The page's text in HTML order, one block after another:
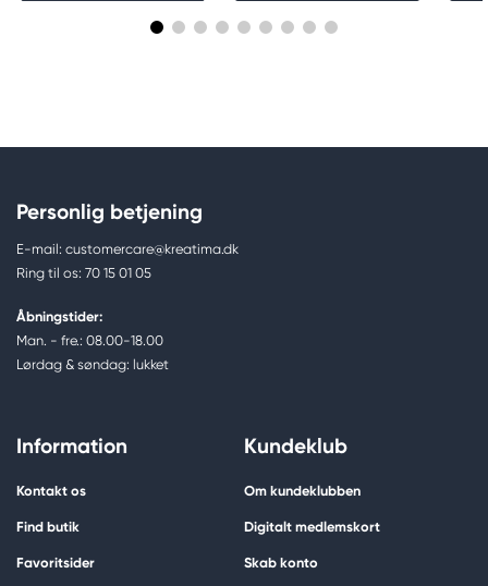
Personlig betjening
E-mail: customercare@kreatima.dk
Ring til os: 70 15 01 05
Åbningstider:
Man. - fre.: 08.00-18.00
Lørdag & søndag: lukket
Information
Kontakt os
Find butik
Favoritsider
Kundeklub
Om kundeklubben
Digitalt medlemskort
Skab konto